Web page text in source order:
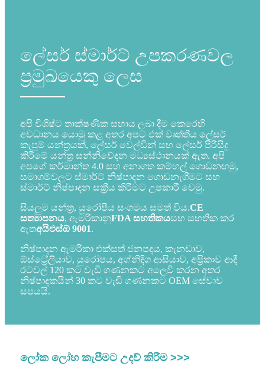
ලේසර් ස්මාර්ට් උපකරණවල
ප්‍රමුඛයෙකු ලෙස
අපි විශිෂ්ට තාක්ෂණික සහාය ලබා දීම කෙරෙහි
අවධානය යොමු කළ අතර අපට එක් වෘත්තීය ලේසර්
කැපුම් යන්ත්‍රයක්, ලේසර් වෙල්ඩින් සහ ලේසර් පිරිසිදු
කිරීමේ යන්ත්‍ර සන්නිවේදන මධ්‍යස්ථානයක් ඇත. අපි
අපගේ කර්මාන්ත 4.0 සහ අනාගත කම්හල් ගොඩනඟමු,
සමාගම්වලට ස්මාර්ට් නිෂ්පාදන ගොඩනැගීමට සහ
ස්මාර්ට් නිෂ්පාදන සක්‍රීය කිරීමට උපකාරී වෙමු.
සියලුම යන්ත්‍ර, යුරෝපීය සංගමය සමත් විය.CE
සත්‍යාපනය, ඇමරිකානුFDA සහතිකයසහ සහතික කර
ඇතඅයිඑස්ඕ 9001.
නිෂ්පාදන ඇමරිකා එක්සත් ජනපදය, කැනඩාව,
ඕස්ට්‍රේලියාව, යුරෝපය, අග්නිදිග ආසියාව, අප්‍රිකාව ආදී
රටවල් 120 කට වැඩි ගණනකට අලෙවි කරන අතර
නිෂ්පාදකයින් 30 කට වැඩි ගණනකට OEM සේවාව
සපයයි.
ලෝක ලෝහ කැපීමට උදව් කිරීම >>>